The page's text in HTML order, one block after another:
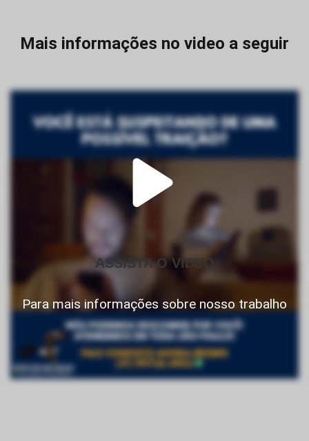
Mais informações no video a seguir
ASSISTA O VIDEO
Para mais informações sobre nosso trabalho